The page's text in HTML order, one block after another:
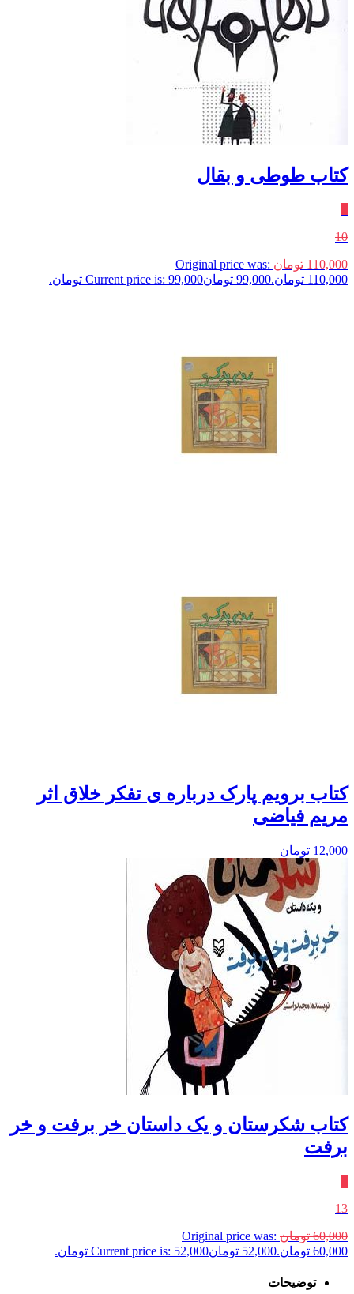
کتاب طوطی و بقال
10
110,000 تومان Original price was:
110,000 تومان.
99,000 تومانCurrent price is: 99,000 تومان.
کتاب برویم پارک درباره ی تفکر خلاق اثر
مریم فیاضی
12,000 تومان
کتاب شکرستان ‌و یک‌ داستان خر برفت‌ و خر
برفت
13
60,000 تومان Original price was:
60,000 تومان.
52,000 تومانCurrent price is: 52,000 تومان.
توضیحات